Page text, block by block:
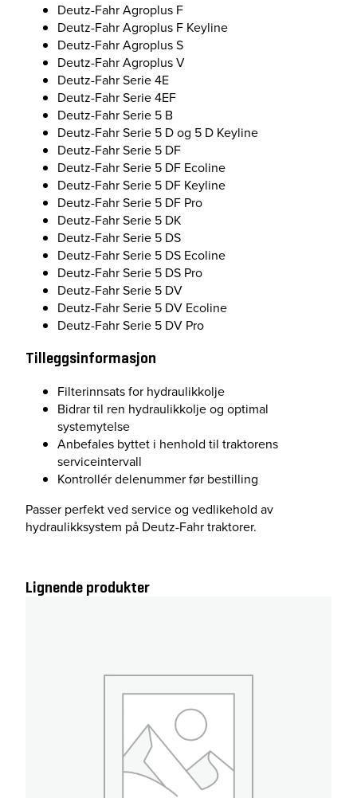
Deutz-Fahr Agroplus F
Deutz-Fahr Agroplus F Keyline
Deutz-Fahr Agroplus S
Deutz-Fahr Agroplus V
Deutz-Fahr Serie 4E
Deutz-Fahr Serie 4EF
Deutz-Fahr Serie 5 B
Deutz-Fahr Serie 5 D og 5 D Keyline
Deutz-Fahr Serie 5 DF
Deutz-Fahr Serie 5 DF Ecoline
Deutz-Fahr Serie 5 DF Keyline
Deutz-Fahr Serie 5 DF Pro
Deutz-Fahr Serie 5 DK
Deutz-Fahr Serie 5 DS
Deutz-Fahr Serie 5 DS Ecoline
Deutz-Fahr Serie 5 DS Pro
Deutz-Fahr Serie 5 DV
Deutz-Fahr Serie 5 DV Ecoline
Deutz-Fahr Serie 5 DV Pro
Tilleggsinformasjon
Filterinnsats for hydraulikkolje
Bidrar til ren hydraulikkolje og optimal
systemytelse
Anbefales byttet i henhold til traktorens
serviceintervall
Kontrollér delenummer før bestilling
Passer perfekt ved service og vedlikehold av
hydraulikksystem på Deutz-Fahr traktorer.
Lignende produkter